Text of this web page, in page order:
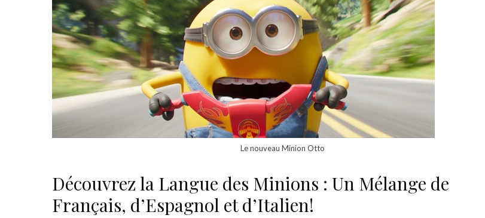
Le nouveau Minion Otto
Découvrez la Langue des Minions : Un Mélange de
Français, d’Espagnol et d’Italien!